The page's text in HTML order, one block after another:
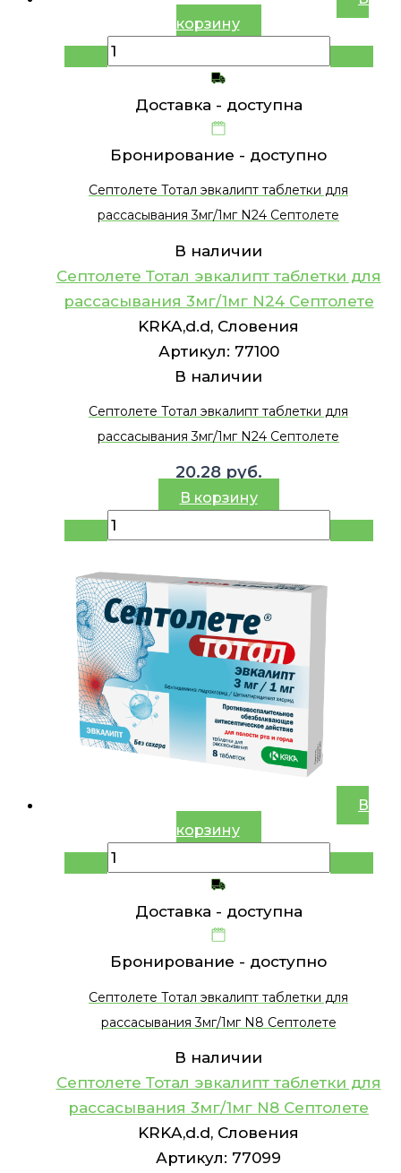
корзину
Доставка - доступна
Бронирование - доступно
Септолете Тотал эвкалипт таблетки для
рассасывания 3мг/1мг N24 Септолете
В наличии
Септолете Тотал эвкалипт таблетки для
рассасывания 3мг/1мг N24 Септолете
KRKA,d.d, Словения
Артикул: 77100
В наличии
Септолете Тотал эвкалипт таблетки для
рассасывания 3мг/1мг N24 Септолете
20.28 руб.
В корзину
В
корзину
Доставка - доступна
Бронирование - доступно
Септолете Тотал эвкалипт таблетки для
рассасывания 3мг/1мг N8 Септолете
В наличии
Септолете Тотал эвкалипт таблетки для
рассасывания 3мг/1мг N8 Септолете
KRKA,d.d, Словения
Артикул: 77099